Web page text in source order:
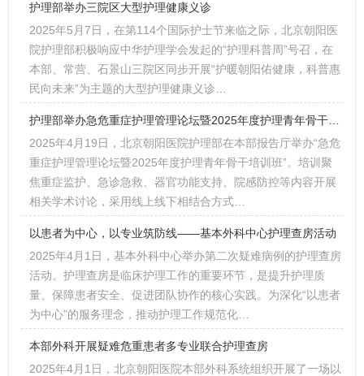
护理部举办三院区大型护理健康义诊
2025年5月7日，在第114个国际护士节来临之际，北京朝阳医
院护理部积极响应中华护理学会发起的“护理科普周”号召，在
本部、常营、石景山三院区同步开展“护暖朝阳佑健康，科普惠
民向未来”为主题的大型护理健康义诊…
2025年4月19日，北京朝阳医院护理部在本部报告厅举办“急危
重症护理管理论坛暨2025年度护理青年骨干培训班”。培训聚
焦重症监护、急诊急救、器官功能支持、院感防控等内容开展
相关学术讨论，采用线上线下相结合方式…
以患者为中心，以专业筑防线——基本外科中心护理查房活动
2025年4月1日，基本外科中心举办第二次疑难病例的护理查房
活动。护理查房是临床护理工作的重要环节，是提升护理质
量、保障患者安全、促进团队协作的核心实践。为深化“以患者
为中心”的服务理念，推动护理工作规范化…
本部外科开展疑难危重患者多专业联合护理查房
2025年4月1日，北京朝阳医院本部外科系统组织开展了一场以